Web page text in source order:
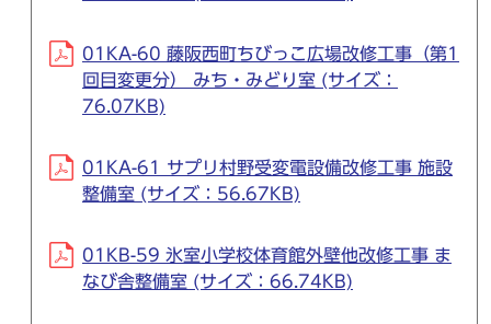
01KA-60 藤阪西町ちびっこ広場改修工事（第1
回目変更分） みち・みどり室 (サイズ：
76.07KB)
01KA-61 サプリ村野受変電設備改修工事 施設
整備室 (サイズ：56.67KB)
01KB-59 氷室小学校体育館外壁他改修工事 ま
なび舎整備室 (サイズ：66.74KB)